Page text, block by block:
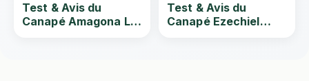
Test & Avis du
Canapé Amagona La
Test & Avis du
Canapé Ezechiel